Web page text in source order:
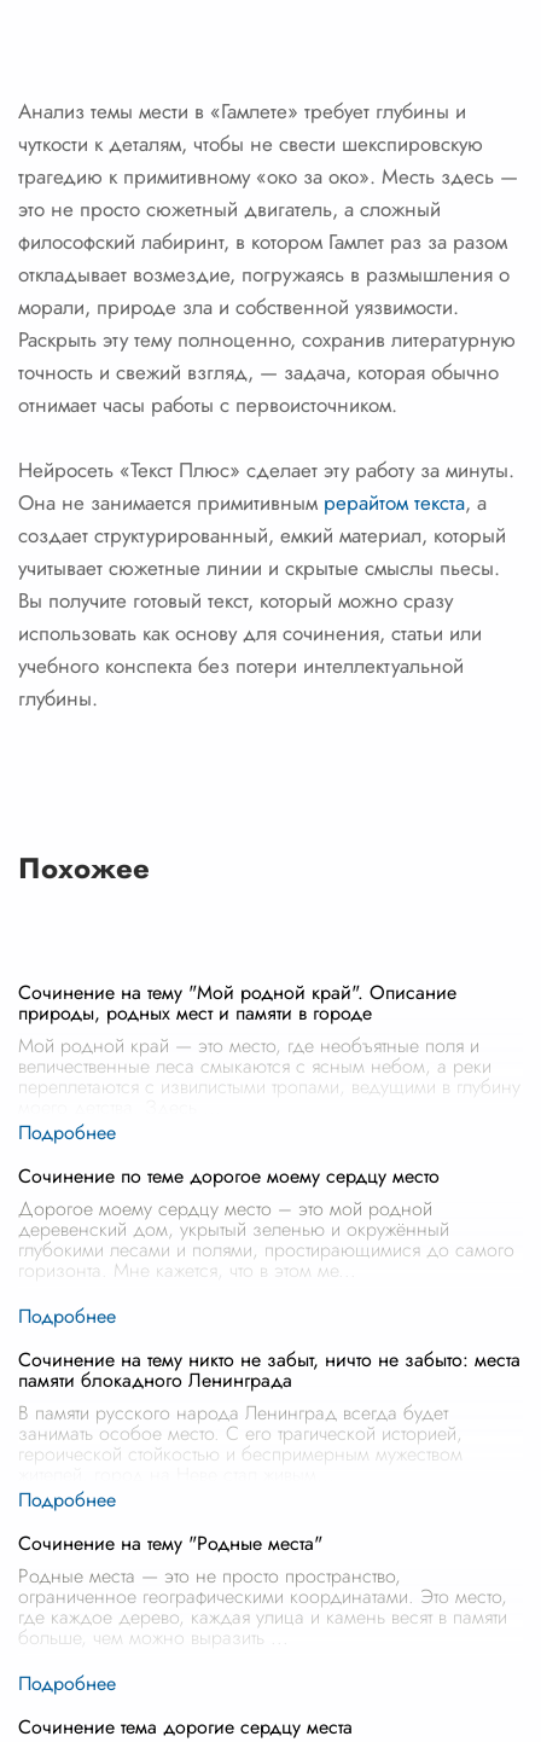
Анализ темы мести в «Гамлете» требует глубины и
чуткости к деталям, чтобы не свести шекспировскую
трагедию к примитивному «око за око». Месть здесь —
это не просто сюжетный двигатель, а сложный
философский лабиринт, в котором Гамлет раз за разом
откладывает возмездие, погружаясь в размышления о
морали, природе зла и собственной уязвимости.
Раскрыть эту тему полноценно, сохранив литературную
точность и свежий взгляд, — задача, которая обычно
отнимает часы работы с первоисточником.
Нейросеть «Текст Плюс» сделает эту работу за минуты.
Она не занимается примитивным рерайтом текста, а
создает структурированный, емкий материал, который
учитывает сюжетные линии и скрытые смыслы пьесы.
Вы получите готовый текст, который можно сразу
использовать как основу для сочинения, статьи или
учебного конспекта без потери интеллектуальной
глубины.
Похожее
Сочинение на тему "Мой родной край". Описание
природы, родных мест и памяти в городе
Мой родной край — это место, где необъятные поля и
величественные леса смыкаются с ясным небом, а реки
переплетаются с извилистыми тропами, ведущими в глубину
Сочинение по теме дорогое моему сердцу место
Дорогое моему сердцу место – это мой родной
деревенский дом, укрытый зеленью и окружённый
глубокими лесами и полями, простирающимися до самого
горизонта. Мне кажется, что в этом ме
Сочинение на тему никто не забыт, ничто не забыто: места
памяти блокадного Ленинграда
В памяти русского народа Ленинград всегда будет
занимать особое место. С его трагической историей,
героической стойкостью и беспримерным мужеством
Сочинение на тему "Родные места"
Родные места — это не просто пространство,
ограниченное географическими координатами. Это место,
где каждое дерево, каждая улица и камень весят в памяти
больше, чем можно выразить
Сочинение тема дорогие сердцу места